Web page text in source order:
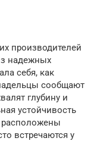
производителей
надежных
себя, как
сообщают
глубину и
устойчивость
расположены
встречаются у